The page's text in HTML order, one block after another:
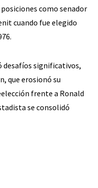
como senador
cuando fue elegido
desafíos significativos,
que erosionó su
frente a Ronald
se consolidó